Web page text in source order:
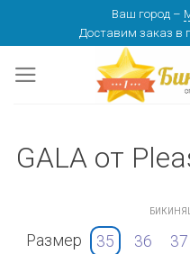
content
Ваш город –
Доставим заказ в
GALA от
Размер 35 36 37